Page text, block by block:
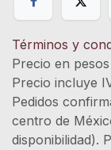
Términos y
Precio en
Pedidos
centro de
disponibilidad).